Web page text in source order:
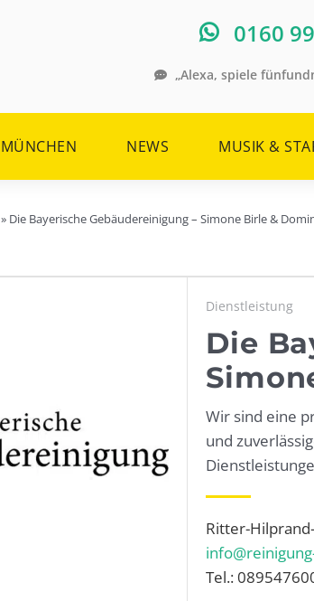
0160
„Alexa, spiele
MÜNCHEN NEWS MUSIK &
» Die Bayerische Gebäudereinigung – Simone Birle &
Dienstleistung
Die
Wir sind eine
und
Ritter-
Tel.: